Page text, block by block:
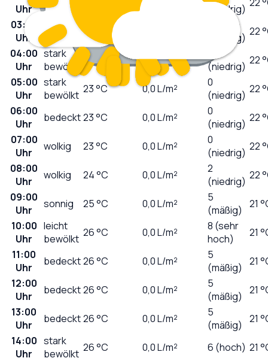
Uhr
(niedrig)
03:00
Uhr
wolkig 23
(niedrig) 22
04:00
Uhr
stark
bewölkt
24°C 0,0L/m²
(niedrig) 22
05:00
Uhr
stark
bewölkt 23°C 0,0L/m²
0
(niedrig) 22
06:00
Uhr
bedeckt23°C 0,0L/m²
0
(niedrig) 22
07:00
Uhr
wolkig 23°C 0,0L/m²
0
(niedrig) 22
08:00
Uhr
wolkig 24°C 0,0L/m²
2
(niedrig) 22
09:00
Uhr
sonnig 25°C 0,0L/m²
5
(mäßig)
21
10:00
Uhr
leicht
bewölkt 26°C 0,0L/m²
8 (sehr
hoch)
21
11:00
Uhr
bedeckt26°C 0,0L/m²
5
(mäßig)
21
12:00
Uhr
bedeckt26°C 0,0L/m²
5
(mäßig)
21
13:00
Uhr
bedeckt26°C 0,0L/m²
5
(mäßig)
21
14:00
Uhr
stark
bewölkt 26°C 0,0L/m² 6 (hoch) 21